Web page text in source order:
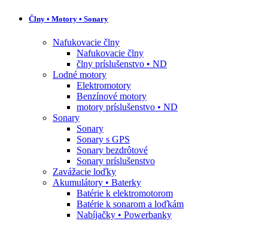
Člny • Motory • Sonary
Nafukovacie člny
Nafukovacie člny
člny príslušenstvo • ND
Lodné motory
Elektromotory
Benzínové motory
motory príslušenstvo • ND
Sonary
Sonary
Sonary s GPS
Sonary bezdrôtové
Sonary príslušenstvo
Zavážacie loďky
Akumulátory • Baterky
Batérie k elektromotorom
Batérie k sonarom a loďkám
Nabíjačky • Powerbanky